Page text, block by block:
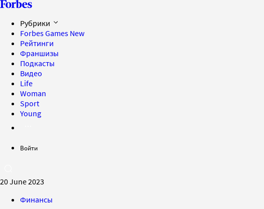
Рубрики
Forbes Games New
Рейтинги
Франшизы
Подкасты
Видео
Life
Woman
Sport
Young
Войти
20 June 2023
Финансы